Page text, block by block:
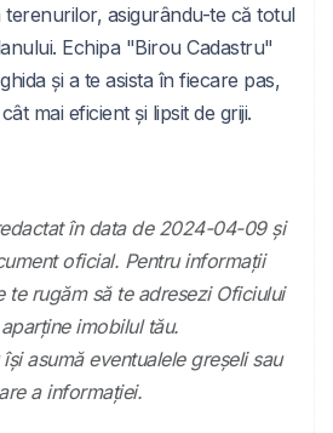
terenurilor, asigurându-te că totul
Echipa "Birou Cadastru"
și a te asista în fiecare pas,
mai eficient și lipsit de griji.
în data de 2024-04-09 și
oficial. Pentru informații
te rugăm să te adresezi Oficiului
imobilul tău.
asumă eventualele greșeli sau
a informației.